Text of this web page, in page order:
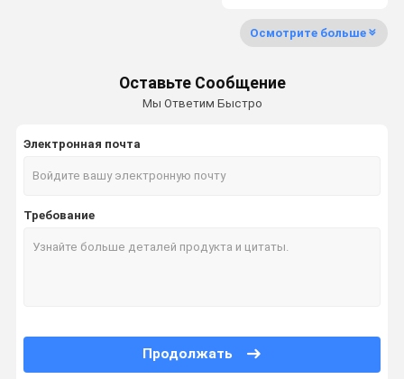
Дом Продукты О Нас
Объектив лазера оптически
Осмотрите больше
Оставьте Сообщение
Мы Ответим Быстро
Электронная почта
Требование
Продолжать